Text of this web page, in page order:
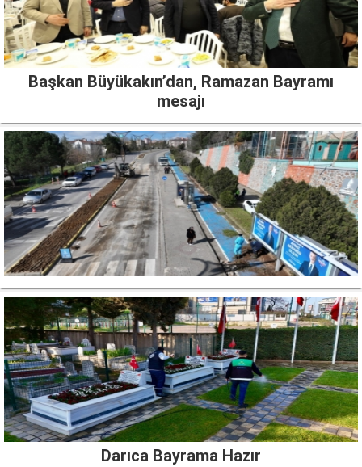
Başkan Büyükakın’dan, Ramazan Bayramı
mesajı
Darıca Bayrama Hazır